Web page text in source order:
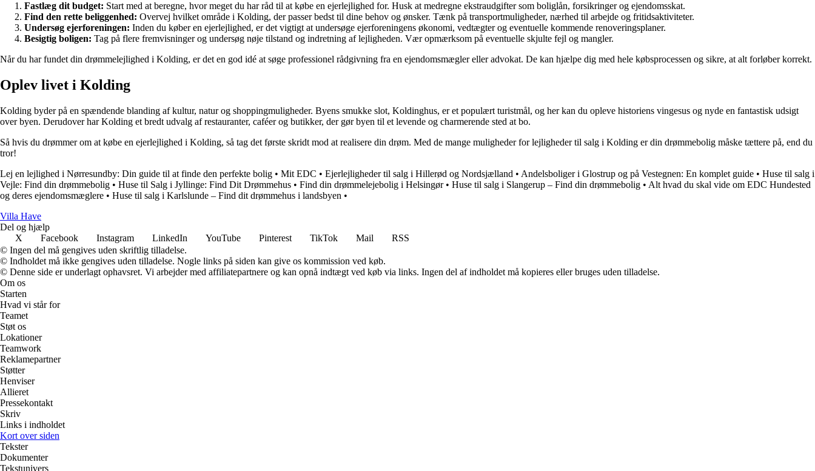
Fastlæg dit budget: Start med at beregne, hvor meget du har råd til at købe en ejerlejlighed for. Husk at medregne ekstraudgifter som boliglån, forsikringer og ejendomsskat.
Find den rette beliggenhed: Overvej hvilket område i Kolding, der passer bedst til dine behov og ønsker. Tænk på transportmuligheder, nærhed til arbejde og fritidsaktiviteter.
Undersøg ejerforeningen: Inden du køber en ejerlejlighed, er det vigtigt at undersøge ejerforeningens økonomi, vedtægter og eventuelle kommende renoveringsplaner.
Besigtig boligen: Tag på flere fremvisninger og undersøg nøje tilstand og indretning af lejligheden. Vær opmærksom på eventuelle skjulte fejl og mangler.
Når du har fundet din drømmelejlighed i Kolding, er det en god idé at søge professionel rådgivning fra en ejendomsmægler eller advokat. De kan hjælpe dig med hele købsprocessen og sikre, at alt forløber korrekt.
Oplev livet i Kolding
Kolding byder på en spændende blanding af kultur, natur og shoppingmuligheder. Byens smukke slot, Koldinghus, er et populært turistmål, og her kan du opleve historiens vingesus og nyde en fantastisk udsigt
over byen. Derudover har Kolding et bredt udvalg af restauranter, caféer og butikker, der gør byen til et levende og charmerende sted at bo.
Så hvis du drømmer om at købe en ejerlejlighed i Kolding, så tag det første skridt mod at realisere din drøm. Med de mange muligheder for lejligheder til salg i Kolding er din drømmebolig måske tættere på, end du
tror!
Lej en lejlighed i Nørresundby: Din guide til at finde den perfekte bolig • Mit EDC • Ejerlejligheder til salg i Hillerød og Nordsjælland • Andelsboliger i Glostrup og på Vestegnen: En komplet guide • Huse til salg i
Vejle: Find din drømmebolig • Huse til Salg i Jyllinge: Find Dit Drømmehus • Find din drømmelejebolig i Helsingør• Huse til salg i Slangerup – Find din drømmebolig • Alt hvad du skal vide om EDC Hundested
og deres ejendomsmæglere • Huse til salg i Karlslunde – Find dit drømmehus i landsbyen •
Villa Have
Del og hjælp
X
Facebook Instagram LinkedIn YouTube Pinterest TikTok Mail
RSS
© Ingen del må gengives uden skriftlig tilladelse.
© Indholdet må ikke gengives uden tilladelse. Nogle links på siden kan give os kommission ved køb.
© Denne side er underlagt ophavsret. Vi arbejder med affiliatepartnere og kan opnå indtægt ved køb via links. Ingen del af indholdet må kopieres eller bruges uden tilladelse.
Om os
Starten
Hvad vi står for
Teamet
Støt os
Lokationer
Teamwork
Reklamepartner
Støtter
Henviser
Allieret
Pressekontakt
Skriv
Links i indholdet
Kort over siden
Tekster
Dokumenter
Tekstunivers